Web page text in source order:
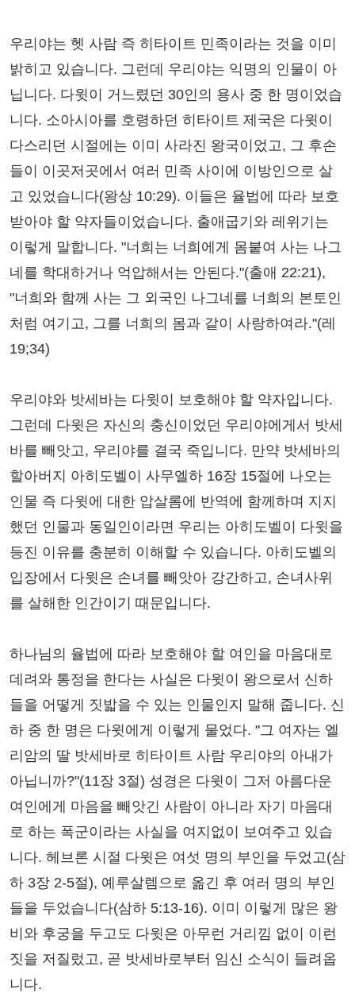
우리야는 헷 사람 즉 히타이트 민족이라는 것을 이미
밝히고 있습니다. 그런데 우리야는 익명의 인물이 아
닙니다. 다윗이 거느렸던 30인의 용사 중 한 명이었습
니다. 소아시아를 호령하던 히타이트 제국은 다윗이
다스리던 시절에는 이미 사라진 왕국이었고, 그 후손
들이 이곳저곳에서 여러 민족 사이에 이방인으로 살
고 있었습니다(왕상 10:29). 이들은 율법에 따라 보호
받아야 할 약자들이었습니다. 출애굽기와 레위기는
이렇게 말합니다. "너희는 너희에게 몸붙여 사는 나그
네를 학대하거나 억압해서는 안된다."(출애 22:21),
"너희와 함께 사는 그 외국인 나그네를 너희의 본토인
처럼 여기고, 그를 너희의 몸과 같이 사랑하여라."(레
19;34)
우리야와 밧세바는 다윗이 보호해야 할 약자입니다.
그런데 다윗은 자신의 충신이었던 우리야에게서 밧세
바를 빼앗고, 우리야를 결국 죽입니다. 만약 밧세바의
할아버지 아히도벨이 사무엘하 16장 15절에 나오는
인물 즉 다윗에 대한 압살롬에 반역에 함께하며 지지
했던 인물과 동일인이라면 우리는 아히도벨이 다윗을
등진 이유를 충분히 이해할 수 있습니다. 아히도벨의
입장에서 다윗은 손녀를 빼앗아 강간하고, 손녀사위
를 살해한 인간이기 때문입니다.
하나님의 율법에 따라 보호해야 할 여인을 마음대로
데려와 통정을 한다는 사실은 다윗이 왕으로서 신하
들을 어떻게 짓밟을 수 있는 인물인지 말해 줍니다. 신
하 중 한 명은 다윗에게 이렇게 물었다. "그 여자는 엘
리암의 딸 밧세바로 히타이트 사람 우리야의 아내가
아닙니까?"(11장 3절) 성경은 다윗이 그저 아름다운
여인에게 마음을 빼앗긴 사람이 아니라 자기 마음대
로 하는 폭군이라는 사실을 여지없이 보여주고 있습
니다. 헤브론 시절 다윗은 여섯 명의 부인을 두었고(삼
하 3장 2-5절), 예루살렘으로 옮긴 후 여러 명의 부인
들을 두었습니다(삼하 5:13-16). 이미 이렇게 많은 왕
비와 후궁을 두고도 다윗은 아무런 거리낌 없이 이런
짓을 저질렀고, 곧 밧세바로부터 임신 소식이 들려옵
니다.